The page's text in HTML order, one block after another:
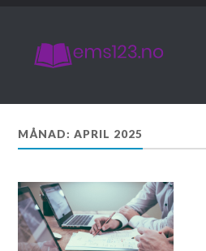
MÅNAD:APRIL 2025